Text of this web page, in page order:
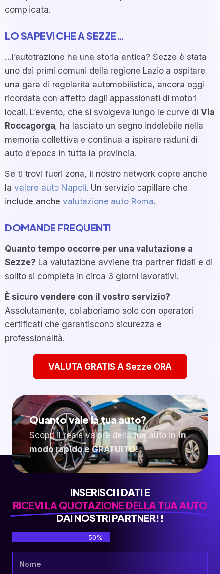
complicata.
LO SAPEVI CHE A SEZZE…
…l’autotrazione ha una storia antica? Sezze è stata
uno dei primi comuni della regione Lazio a ospitare
una gara di regolarità automobilistica, ancora oggi
ricordata con affetto dagli appassionati di motori
locali. L’evento, che si svolgeva lungo le curve di Via
Roccagorga, ha lasciato un segno indelebile nella
memoria collettiva e continua a ispirare raduni di
auto d’epoca in tutta la provincia.
Se ti trovi fuori zona, il nostro network copre anche
la valore auto Napoli. Un servizio capillare che
include anche valutazione auto Roma.
DOMANDE FREQUENTI
Quanto tempo occorre per una valutazione a
Sezze? La valutazione avviene tra partner fidati e di
solito si completa in circa 3 giorni lavorativi.
È sicuro vendere con il vostro servizio?
Assolutamente, collaboriamo solo con operatori
certificati che garantiscono sicurezza e
professionalità.
VALUTA GRATIS A Sezze ORA
Quanto vale la tua auto?
Scopri il reale valore della tua auto in in
modo rapido e GRATUITO!
INSERISCI I DATI E
RICEVI LA QUOTAZIONE DELLA TUA AUTO
DAI NOSTRI PARTNER!!
50%